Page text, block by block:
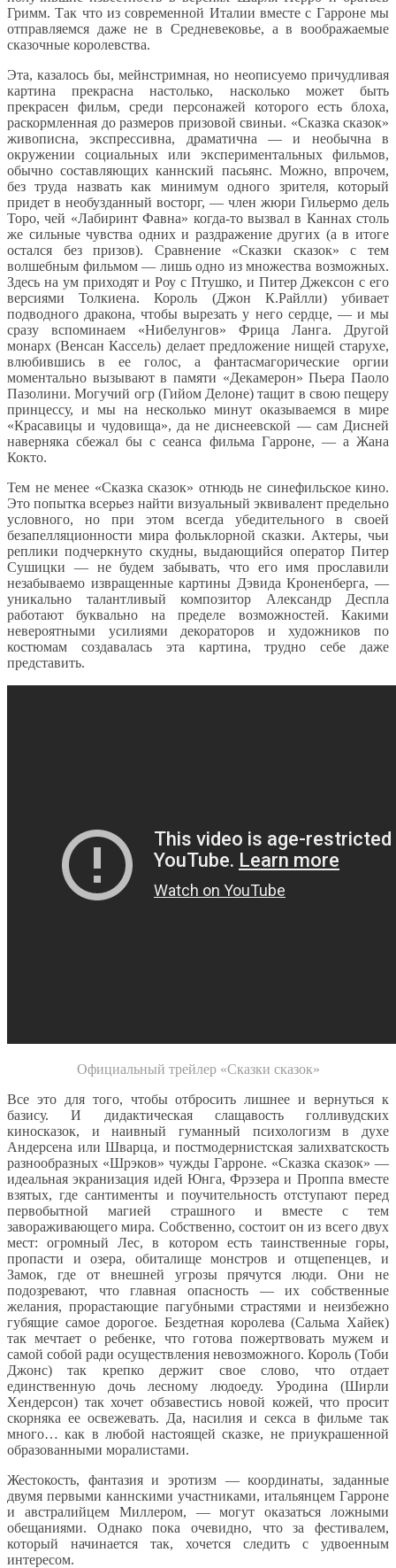
Гримм. Так что из современной Италии вместе с Гарроне мы
отправляемся даже не в Средневековье, а в воображаемые
сказочные королевства.
Эта, казалось бы, мейнстримная, но неописуемо причудливая
картина прекрасна настолько, насколько может быть
прекрасен фильм, среди персонажей которого есть блоха,
раскормленная до размеров призовой свиньи. «Сказка сказок»
живописна, экспрессивна, драматична — и необычна в
окружении социальных или экспериментальных фильмов,
обычно составляющих каннский пасьянс. Можно, впрочем,
без труда назвать как минимум одного зрителя, который
придет в необузданный восторг, — член жюри Гильермо дель
Торо, чей «Лабиринт Фавна» когда-то вызвал в Каннах столь
же сильные чувства одних и раздражение других (а в итоге
остался без призов). Сравнение «Сказки сказок» с тем
волшебным фильмом — лишь одно из множества возможных.
Здесь на ум приходят и Роу с Птушко, и Питер Джексон с его
версиями Толкиена. Король (Джон К.Райлли) убивает
подводного дракона, чтобы вырезать у него сердце, — и мы
сразу вспоминаем «Нибелунгов» Фрица Ланга. Другой
монарх (Венсан Кассель) делает предложение нищей старухе,
влюбившись в ее голос, а фантасмагорические оргии
моментально вызывают в памяти «Декамерон» Пьера Паоло
Пазолини. Могучий огр (Гийом Делоне) тащит в свою пещеру
принцессу, и мы на несколько минут оказываемся в мире
«Красавицы и чудовища», да не диснеевской — сам Дисней
наверняка сбежал бы с сеанса фильма Гарроне, — а Жана
Кокто.
Тем не менее «Сказка сказок» отнюдь не синефильское кино.
Это попытка всерьез найти визуальный эквивалент предельно
условного, но при этом всегда убедительного в своей
безапелляционности мира фольклорной сказки. Актеры, чьи
реплики подчеркнуто скудны, выдающийся оператор Питер
Сушицки — не будем забывать, что его имя прославили
незабываемо извращенные картины Дэвида Кроненберга, —
уникально талантливый композитор Александр Деспла
работают буквально на пределе возможностей. Какими
невероятными усилиями декораторов и художников по
костюмам создавалась эта картина, трудно себе даже
представить.
Официальный трейлер «Сказки сказок»
Все это для того, чтобы отбросить лишнее и вернуться к
базису. И дидактическая слащавость голливудских
киносказок, и наивный гуманный психологизм в духе
Андерсена или Шварца, и постмодернистская залихватскость
разнообразных «Шрэков» чужды Гарроне. «Сказка сказок» —
идеальная экранизация идей Юнга, Фрэзера и Проппа вместе
взятых, где сантименты и поучительность отступают перед
первобытной магией страшного и вместе с тем
завораживающего мира. Собственно, состоит он из всего двух
мест: огромный Лес, в котором есть таинственные горы,
пропасти и озера, обиталище монстров и отщепенцев, и
Замок, где от внешней угрозы прячутся люди. Они не
подозревают, что главная опасность — их собственные
желания, прорастающие пагубными страстями и неизбежно
губящие самое дорогое. Бездетная королева (Сальма Хайек)
так мечтает о ребенке, что готова пожертвовать мужем и
самой собой ради осуществления невозможного. Король (Тоби
Джонс) так крепко держит свое слово, что отдает
единственную дочь лесному людоеду. Уродина (Ширли
Хендерсон) так хочет обзавестись новой кожей, что просит
скорняка ее освежевать. Да, насилия и секса в фильме так
много… как в любой настоящей сказке, не приукрашенной
образованными моралистами.
Жестокость, фантазия и эротизм — координаты, заданные
двумя первыми каннскими участниками, итальянцем Гарроне
и австралийцем Миллером, — могут оказаться ложными
обещаниями. Однако пока очевидно, что за фестивалем,
который начинается так, хочется следить с удвоенным
интересом.